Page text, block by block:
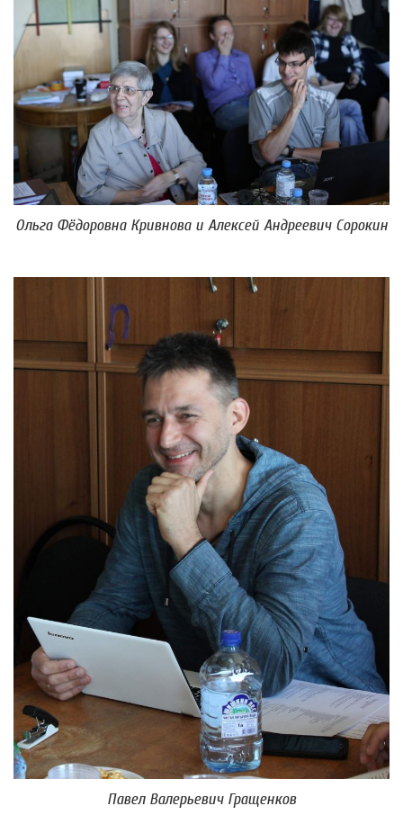
Ольга Фёдоровна Кривнова и Алексей Андреевич Сорокин
Павел Валерьевич Гращенков